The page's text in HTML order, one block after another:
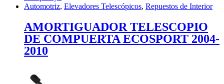
Automotriz, Elevadores Telescópicos, Repuestos de Interior
AMORTIGUADOR TELESCOPIO
DE COMPUERTA ECOSPORT 2004-
2010